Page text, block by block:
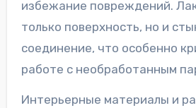
избежание повреждений.
только поверхность, но и
соединение, что особенно
работе с необработанным
Интерьерные материалы и